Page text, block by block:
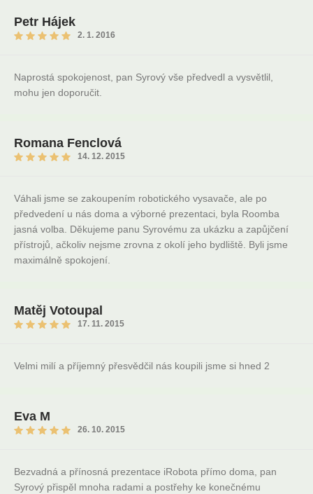
Petr Hájek
2. 1. 2016
Naprostá spokojenost, pan Syrový vše předvedl a vysvětlil,
mohu jen doporučit.
Romana Fenclová
14. 12. 2015
Váhali jsme se zakoupením robotického vysavače, ale po
předvedení u nás doma a výborné prezentaci, byla Roomba
jasná volba. Děkujeme panu Syrovému za ukázku a zapůjčení
přístrojů, ačkoliv nejsme zrovna z okolí jeho bydliště. Byli jsme
maximálně spokojení.
Matěj Votoupal
17. 11. 2015
Velmi milí a příjemný přesvědčil nás koupili jsme si hned 2
Eva M
26. 10. 2015
Bezvadná a přínosná prezentace iRobota přímo doma, pan
Syrový přispěl mnoha radami a postřehy ke konečnému